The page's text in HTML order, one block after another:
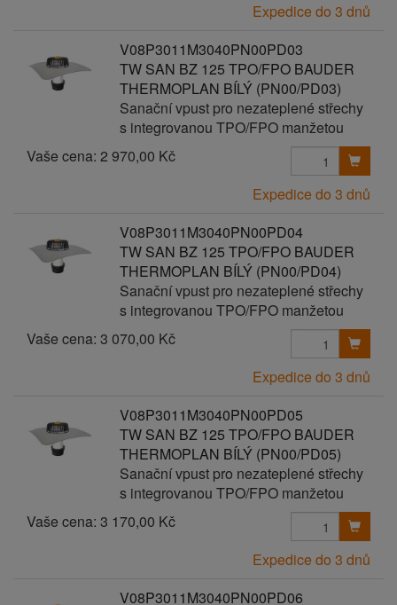
Expedice do 3 dnů
V08P3011M3040PN00PD03
TW SAN BZ 125 TPO/FPO BAUDER
THERMOPLAN BÍLÝ (PN00/PD03)
Sanační vpust pro nezateplené střechy
s integrovanou TPO/FPO manžetou
Vaše cena: 2 970,00 Kč
Expedice do 3 dnů
V08P3011M3040PN00PD04
TW SAN BZ 125 TPO/FPO BAUDER
THERMOPLAN BÍLÝ (PN00/PD04)
Sanační vpust pro nezateplené střechy
s integrovanou TPO/FPO manžetou
Vaše cena: 3 070,00 Kč
Expedice do 3 dnů
V08P3011M3040PN00PD05
TW SAN BZ 125 TPO/FPO BAUDER
THERMOPLAN BÍLÝ (PN00/PD05)
Sanační vpust pro nezateplené střechy
s integrovanou TPO/FPO manžetou
Vaše cena: 3 170,00 Kč
Expedice do 3 dnů
V08P3011M3040PN00PD06